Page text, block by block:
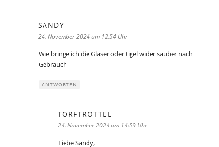
SANDY
24. November 2024 um 12:54 Uhr
Wie bringe ich die Gläser oder tigel wider sauber nach
Gebrauch
ANTWORTEN
TORFTROTTEL
24. November 2024 um 14:59 Uhr
Liebe Sandy,